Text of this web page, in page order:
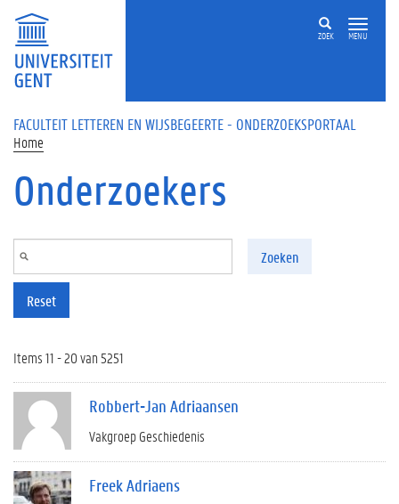
Overslaan en naar de inhoud gaan
ZOEK MENU
FACULTEIT LETTEREN EN WIJSBEGEERTE - ONDERZOEKSPORTAAL
Home
Onderzoekers
Zoeken
Reset
Items 11 - 20 van 5251
Robbert-Jan Adriaansen
Vakgroep Geschiedenis
Freek Adriaens